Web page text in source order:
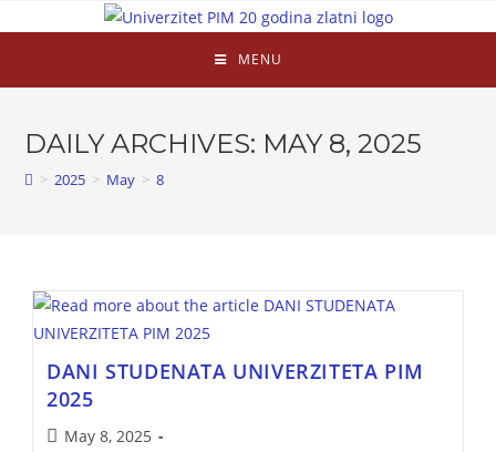
MENU
DAILY ARCHIVES: MAY 8, 2025
> 2025 > May > 8
DANI STUDENATA UNIVERZITETA PIM
2025
May 8, 2025